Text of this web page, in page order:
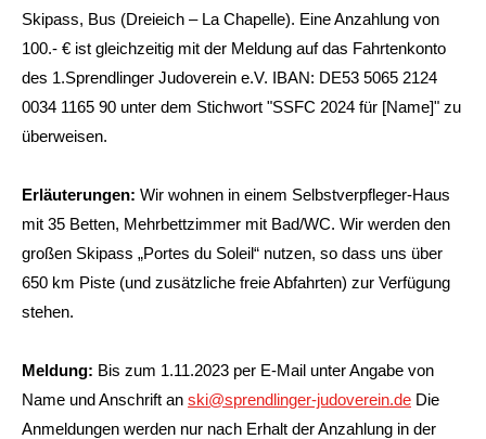
Skipass, Bus (Dreieich – La Chapelle). Eine Anzahlung von
100.- € ist gleichzeitig mit der Meldung auf das Fahrtenkonto
des 1.Sprendlinger Judoverein e.V. IBAN: DE53 5065 2124
0034 1165 90 unter dem Stichwort "SSFC 2024 für [Name]" zu
überweisen.
Erläuterungen: Wir wohnen in einem Selbstverpfleger-Haus
mit 35 Betten, Mehrbettzimmer mit Bad/WC. Wir werden den
großen Skipass „Portes du Soleil“ nutzen, so dass uns über
650 km Piste (und zusätzliche freie Abfahrten) zur Verfügung
stehen.
Meldung: Bis zum 1.11.2023 per E-Mail unter Angabe von
Name und Anschrift an ski@sprendlinger-judoverein.de Die
Anmeldungen werden nur nach Erhalt der Anzahlung in der